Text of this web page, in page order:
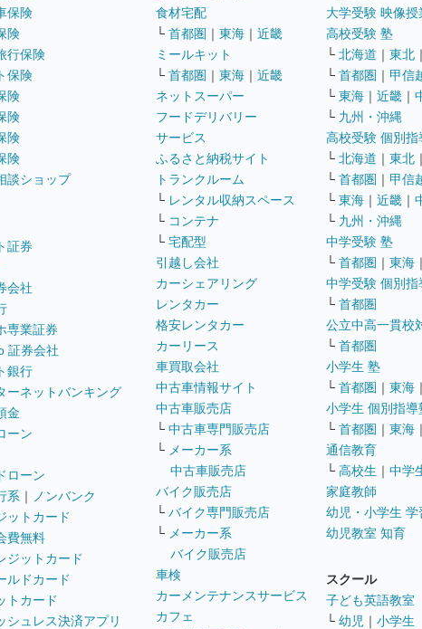
保険
険
行保険
保険
険
険
険
険
談ショップ
証券
会社
専業証券
証券会社
銀行
ーネットバンキング
金
ーン
ローン
系 ｜
ノンバンク
ットカード
費無料
ジットカード
ルドカード
トカード
シュレス決済アプリ
食材宅配
└ 首都圏 ｜ 東海 ｜ 近畿
ミールキット
└ 首都圏 ｜ 東海 ｜ 近畿
ネットスーパー
フードデリバリー
サービス
ふるさと納税サイト
トランクルーム
└ レンタル収納スペース
└ コンテナ
└ 宅配型
引越し会社
カーシェアリング
レンタカー
格安レンタカー
カーリース
車買取会社
中古車情報サイト
中古車販売店
└ 中古車専門販売店
└ メーカー系
中古車販売店
バイク販売店
└ バイク専門販売店
└ メーカー系
バイク販売店
車検
カーメンテナンスサービス
カフェ
大学受験 映像授
高校受験 塾
└ 北海道 ｜ 東北 ｜
└ 首都圏 ｜ 甲信
└ 東海 ｜ 近畿 ｜
└ 九州・沖縄
高校受験 個別指
└ 北海道 ｜ 東北 ｜
└ 首都圏 ｜ 甲信
└ 東海 ｜ 近畿 ｜
└ 九州・沖縄
中学受験 塾
└ 首都圏 ｜ 東海 ｜
中学受験 個別指
└ 首都圏
公立中高一貫校
└ 首都圏
小学生 塾
└ 首都圏 ｜ 東海 ｜
小学生 個別指導
└ 首都圏 ｜ 東海 ｜
通信教育
└ 高校生 ｜ 中学
家庭教師
幼児・小学生 学
幼児教室 知育
スクール
子ども英語教室
└ 幼児 ｜ 小学生